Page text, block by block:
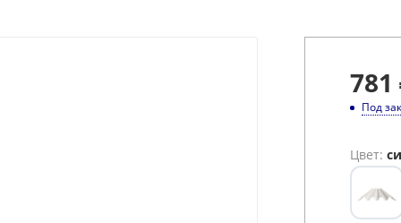
781
Под
Цвет: